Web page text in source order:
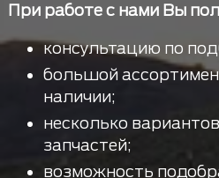
При работе с нами Вы
консультацию по
большой
наличии;
несколько
запчастей;
возможность